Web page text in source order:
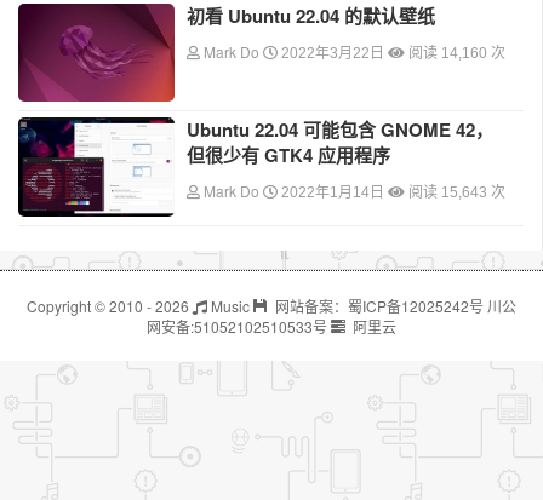
初看 Ubuntu 22.04 的默认壁纸
Mark Do 2022年3月22日 阅读 14,160 次
Ubuntu 22.04 可能包含 GNOME 42，
但很少有 GTK4 应用程序
Mark Do 2022年1月14日 阅读 15,643 次
Copyright © 2010 - 2026 Music 网站备案： 蜀ICP备12025242号 川公
网安备:51052102510533号 阿里云